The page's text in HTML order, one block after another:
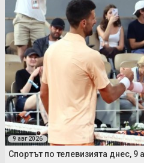
9 авг 2026
Спортът по телевизията днес, 9